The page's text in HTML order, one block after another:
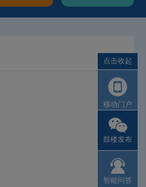
点击收起
移动门户
鼓楼发布
智能问答